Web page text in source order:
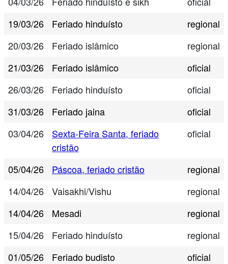
19/03/26
Feriado hinduísto
regional
20/03/26
Feriado islâmico
regional
21/03/26
Feriado islâmico
oficial
26/03/26
Feriado hinduísto
oficial
31/03/26
Feriado jaina
oficial
03/04/26
Sexta-Feira Santa, feriado
cristão
oficial
05/04/26 Páscoa, feriado cristão
regional
14/04/26
Vaisakhi/Vishu
regional
14/04/26
Mesadi
regional
15/04/26
Feriado hinduísto
regional
01/05/26
Feriado budisto
oficial